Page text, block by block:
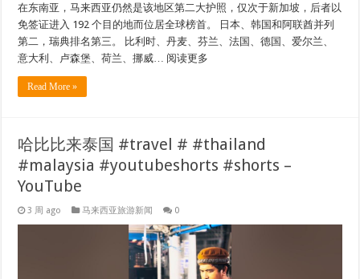
在东南亚，马来西亚仍然是该地区第二大护照，仅次于新加坡，后者以
免签证进入 192 个目的地而位居全球榜首。 日本、韩国和阿联酋并列
第二，瑞典排名第三。 比利时、丹麦、芬兰、法国、德国、爱尔兰、
意大利、卢森堡、荷兰、挪威… 阅读更多
Read More »
哈比比来泰国 #travel # #thailand
#malaysia #youtubeshorts #shorts –
YouTube
3 周 ago 马来西亚旅游新闻 0